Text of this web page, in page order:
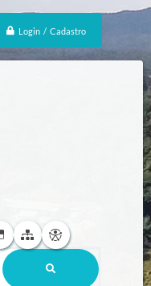
Login / Cadastro